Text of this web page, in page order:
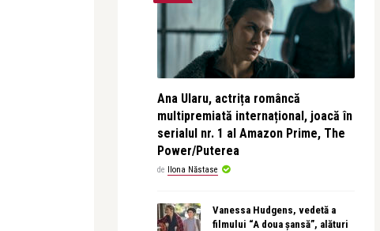
Ana Ularu, actrița româncă
multipremiată internațional, joacă în
serialul nr. 1 al Amazon Prime, The
Power/Puterea
de Ilona Năstase
Vanessa Hudgens, vedetă a
filmului “A doua șansă”, alături